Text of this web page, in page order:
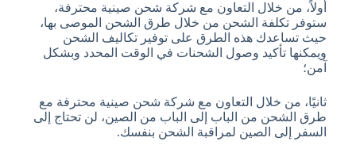
أولاً، من خلال التعاون مع شركة شحن صينية محترفة،
ستوفر تكلفة الشحن من خلال طرق الشحن الموصى بها،
حيث تساعدك هذه الطرق على توفير تكاليف الشحن
ويمكنها تأكيد وصول الشحنات في الوقت المحدد وبشكل
آمن؛
ثانيًا، من خلال التعاون مع شركة شحن صينية محترفة مع
طرق الشحن من الباب إلى الباب من الصين، لن تحتاج إلى
السفر إلى الصين لمراقبة الشحن بنفسك.